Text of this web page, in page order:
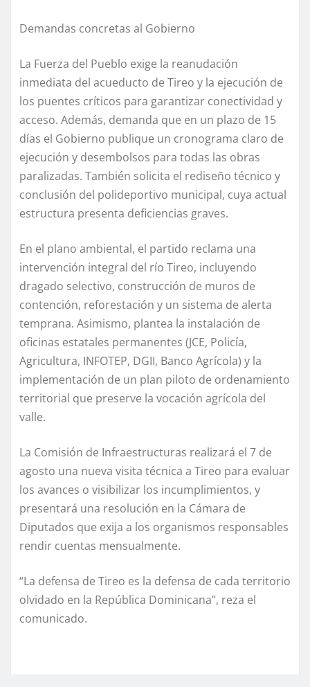
Demandas concretas al Gobierno
La Fuerza del Pueblo exige la reanudación
inmediata del acueducto de Tireo y la ejecución de
los puentes críticos para garantizar conectividad y
acceso. Además, demanda que en un plazo de 15
días el Gobierno publique un cronograma claro de
ejecución y desembolsos para todas las obras
paralizadas. También solicita el rediseño técnico y
conclusión del polideportivo municipal, cuya actual
estructura presenta deficiencias graves.
En el plano ambiental, el partido reclama una
intervención integral del río Tireo, incluyendo
dragado selectivo, construcción de muros de
contención, reforestación y un sistema de alerta
temprana. Asimismo, plantea la instalación de
oficinas estatales permanentes (JCE, Policía,
Agricultura, INFOTEP, DGII, Banco Agrícola) y la
implementación de un plan piloto de ordenamiento
territorial que preserve la vocación agrícola del
valle.
La Comisión de Infraestructuras realizará el 7 de
agosto una nueva visita técnica a Tireo para evaluar
los avances o visibilizar los incumplimientos, y
presentará una resolución en la Cámara de
Diputados que exija a los organismos responsables
rendir cuentas mensualmente.
“La defensa de Tireo es la defensa de cada territorio
olvidado en la República Dominicana”, reza el
comunicado.